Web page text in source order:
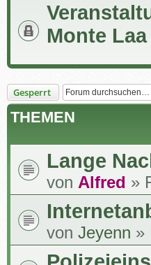
Monte Laa
Gesperrt
THEMEN
Lange
von Alfred »
von Jeyenn »